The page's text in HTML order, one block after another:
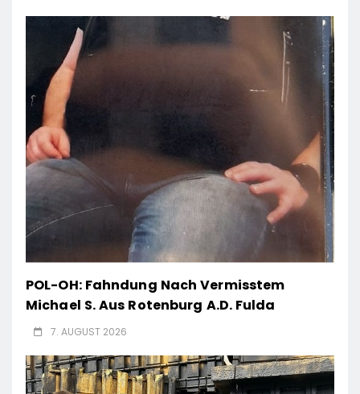
POL-OH: Fahndung Nach Vermisstem
Michael S. Aus Rotenburg A.d. Fulda
7. AUGUST 2026